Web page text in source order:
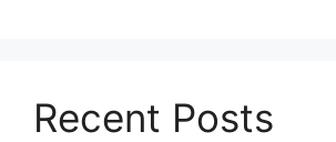
Recent Posts